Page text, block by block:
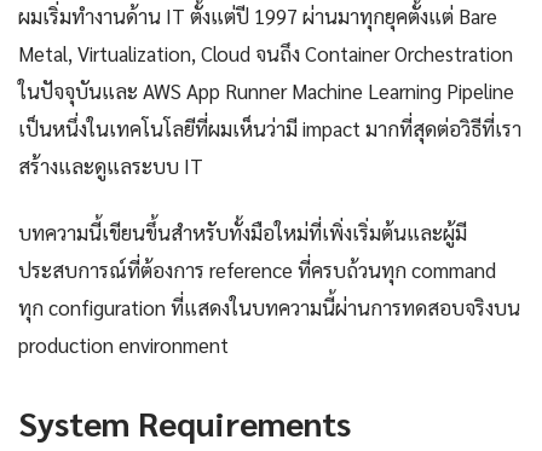
ผมเริ่มทำงานด้าน IT ตั้งแต่ปี 1997 ผ่านมาทุกยุคตั้งแต่ Bare
Metal, Virtualization, Cloud จนถึง Container Orchestration
ในปัจจุบันและ AWS App Runner Machine Learning Pipeline
เป็นหนึ่งในเทคโนโลยีที่ผมเห็นว่ามี impact มากที่สุดต่อวิธีที่เรา
สร้างและดูแลระบบ IT
บทความนี้เขียนขึ้นสำหรับทั้งมือใหม่ที่เพิ่งเริ่มต้นและผู้มี
ประสบการณ์ที่ต้องการ reference ที่ครบถ้วนทุก command
ทุก configuration ที่แสดงในบทความนี้ผ่านการทดสอบจริงบน
production environment
System Requirements